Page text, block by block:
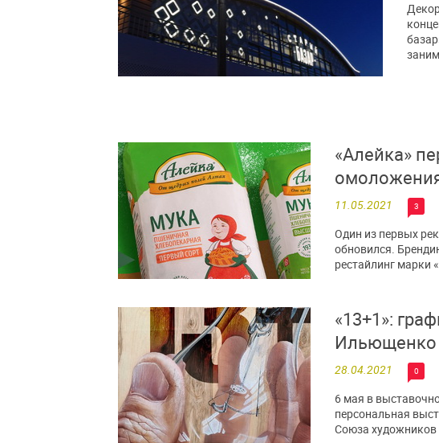
«Алейка»
11.05.2021 3
Один из первых
обновился.
рестайлинг марки
«13+1»:
Ильющенко
28.04.2021 0
6 мая в
персональная
Союза художников